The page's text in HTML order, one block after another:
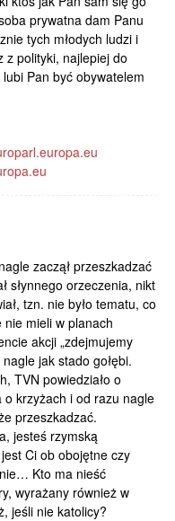
prywatna dam Panu
tych młodych ludzi i
z polityki, najlepiej do
Pan być obywatelem
zaczął przeszkadzać
słynnego orzeczenia, nikt
tzn. nie było tematu, co
nie mieli w planach
akcji „zdejmujemy
jak stado gołębi.
TVN powiedziało o
o krzyżach i od razu nagle
przeszkadzać.
jesteś rzymską
Ci ob obojętne czy
Kto ma nieść
wyrażany również w
jeśli nie katolicy?